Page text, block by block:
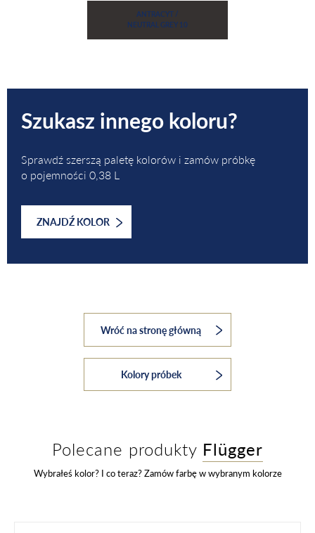
Szukasz innego koloru?
Sprawdź szerszą paletę kolorów i zamów próbkę
o pojemności 0,38 L
ZNAJDŹ KOLOR
Wróć na stronę główną
Kolory próbek
Polecane produkty Flügger
Wybrałeś kolor? I co teraz? Zamów farbę w wybranym kolorze